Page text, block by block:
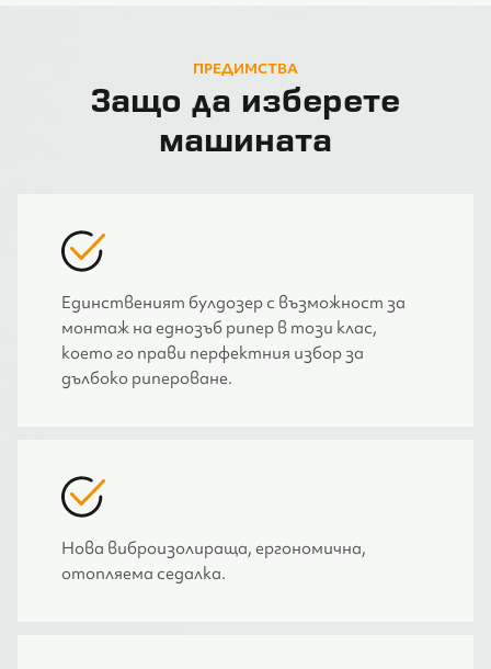
ПРЕДИМСТВА
Защо да изберете
машината
Единственият булдозер с възможност за
монтаж на еднозъб рипер в този клас,
което го прави перфектния избор за
дълбоко рипероване.
Нова виброизолираща, ергономична,
отопляема седалка.